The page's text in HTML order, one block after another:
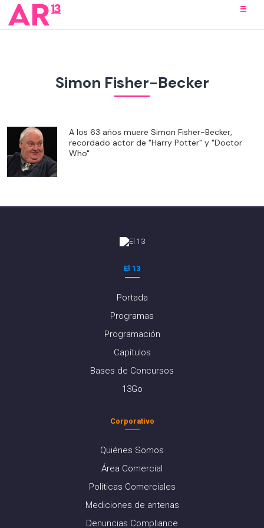
Simon Fisher-Becker
A los 63 años muere Simon Fisher-Becker,
recordado actor de "Harry Potter" y "Doctor
Who"
El 13
Portada
Programas
Programación
Capítulos
Bases de Concursos
13Go
Corporativo
Quiénes Somos
Área Comercial
Políticas Comerciales
Mediciones de antenas
Denuncias Compliance